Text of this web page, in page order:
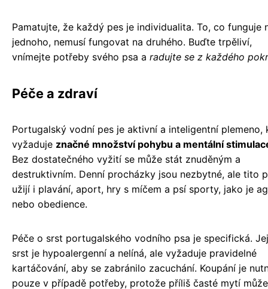
Pamatujte, že každý pes je individualita. To, co funguje
jednoho, nemusí fungovat na druhého. Buďte trpěliví,
vnímejte potřeby svého psa a radujte se z každého
Péče a zdraví
Portugalský vodní pes je aktivní a inteligentní plemeno,
vyžaduje značné množství pohybu a mentální
Bez dostatečného vyžití se může stát znuděným a
destruktivním. Denní procházky jsou nezbytné, ale tito
užijí i plavání, aport, hry s míčem a psí sporty, jako je
nebo obedience.
Péče o srst portugalského vodního psa je specifická.
srst je hypoalergenní a nelíná, ale vyžaduje pravidelné
kartáčování, aby se zabránilo zacuchání. Koupání je
pouze v případě potřeby, protože příliš časté mytí může